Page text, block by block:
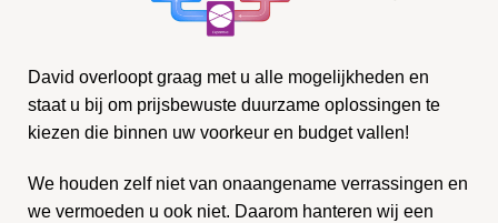
David overloopt graag met u alle mogelijkheden en
staat u bij om prijsbewuste duurzame oplossingen te
kiezen die binnen uw voorkeur en budget vallen!
We houden zelf niet van onaangename verrassingen en
we vermoeden u ook niet. Daarom hanteren wij een